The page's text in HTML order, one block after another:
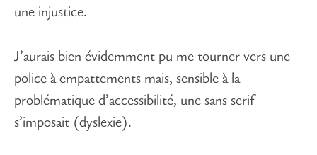
une injustice.
J’aurais bien évidemment pu me tourner vers une
police à empattements mais, sensible à la
problématique d’accessibilité, une sans serif
s’imposait (dyslexie).